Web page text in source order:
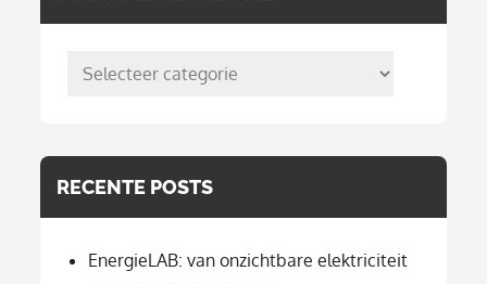
posts
RECENTE POSTS
EnergieLAB: van onzichtbare elektriciteit